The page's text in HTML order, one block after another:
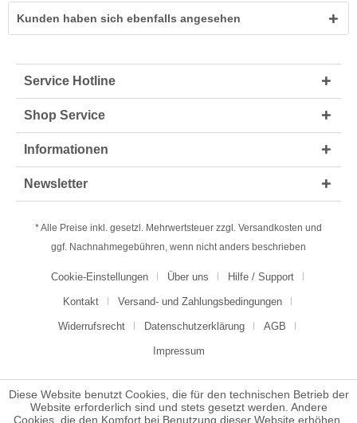
Kunden haben sich ebenfalls angesehen
Service Hotline
Shop Service
Informationen
Newsletter
* Alle Preise inkl. gesetzl. Mehrwertsteuer zzgl. Versandkosten und
ggf. Nachnahmegebühren, wenn nicht anders beschrieben
Cookie-Einstellungen Über uns Hilfe / Support
Kontakt Versand- und Zahlungsbedingungen
Widerrufsrecht Datenschutzerklärung AGB
Impressum
Diese Website benutzt Cookies, die für den technischen Betrieb der
Website erforderlich sind und stets gesetzt werden. Andere
Cookies, die den Komfort bei Benutzung dieser Website erhöhen,